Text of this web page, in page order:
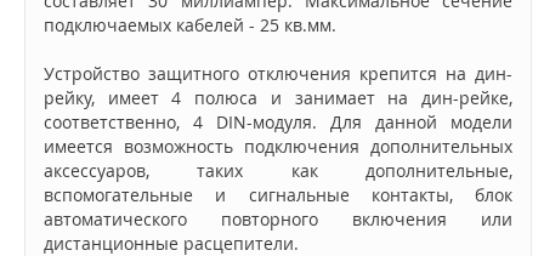
подключаемых кабелей - 25 кв.мм.
Устройство защитного отключения крепится на дин-
рейку, имеет 4 полюса и занимает на дин-рейке,
соответственно, 4 DIN-модуля. Для данной модели
имеется возможность подключения дополнительных
аксессуаров, таких как дополнительные,
вспомогательные и сигнальные контакты, блок
автоматического повторного включения или
дистанционные расцепители.